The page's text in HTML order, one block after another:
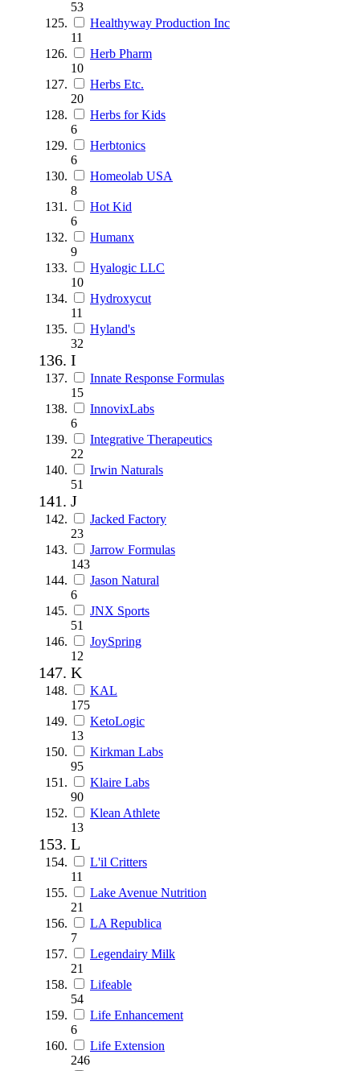
53
Healthyway Production Inc
11
Herb Pharm
10
Herbs Etc.
20
Herbs for Kids
6
Herbtonics
6
Homeolab USA
8
Hot Kid
6
Humanx
9
Hyalogic LLC
10
Hydroxycut
11
Hyland's
32
I
Innate Response Formulas
15
InnovixLabs
6
Integrative Therapeutics
22
Irwin Naturals
51
J
Jacked Factory
23
Jarrow Formulas
143
Jason Natural
6
JNX Sports
51
JoySpring
12
K
KAL
175
KetoLogic
13
Kirkman Labs
95
Klaire Labs
90
Klean Athlete
13
L
L'il Critters
11
Lake Avenue Nutrition
21
LA Republica
7
Legendairy Milk
21
Lifeable
54
Life Enhancement
6
Life Extension
246